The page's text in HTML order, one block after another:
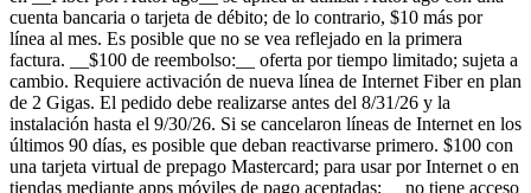
cuenta bancaria o tarjeta de débito; de lo contrario, $10 más por
línea al mes. Es posible que no se vea reflejado en la primera
factura. __$100 de reembolso:__ oferta por tiempo limitado; sujeta a
cambio. Requiere activación de nueva línea de Internet Fiber en plan
de 2 Gigas. El pedido debe realizarse antes del 8/31/26 y la
instalación hasta el 9/30/26. Si se cancelaron líneas de Internet en los
últimos 90 días, es posible que deban reactivarse primero. $100 con
una tarjeta virtual de prepago Mastercard; para usar por Internet o en
tiendas mediante apps móviles de pago aceptadas; __no tiene acceso